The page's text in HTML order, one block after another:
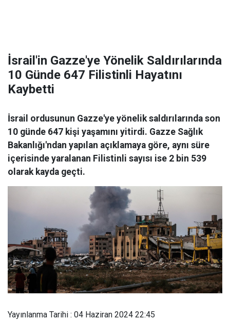
İsrail'in Gazze'ye Yönelik Saldırılarında
10 Günde 647 Filistinli Hayatını
Kaybetti
İsrail ordusunun Gazze'ye yönelik saldırılarında son
10 günde 647 kişi yaşamını yitirdi. Gazze Sağlık
Bakanlığı'ndan yapılan açıklamaya göre, aynı süre
içerisinde yaralanan Filistinli sayısı ise 2 bin 539
olarak kayda geçti.
Yayınlanma Tarihi : 04 Haziran 2024 22:45